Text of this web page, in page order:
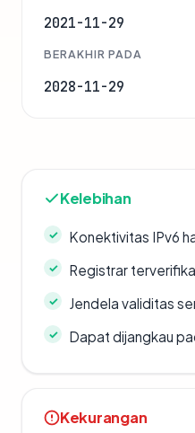
2021-11-29
BERAKHIR PADA
2028-11-29
Kelebihan
Konektivitas IPv6
Registrar
Jendela validitas
Dapat dijangkau
Kekurangan